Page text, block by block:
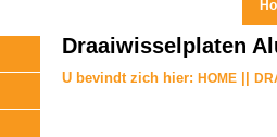
Draaiwisselplaten
U bevindt zich hier: HOME